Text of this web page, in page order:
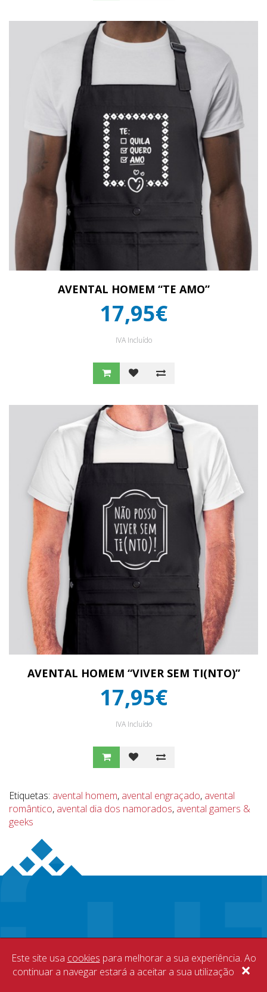
AVENTAL HOMEM “TE AMO”
17,95€
IVA Incluído
AVENTAL HOMEM “VIVER SEM TI(NTO)”
17,95€
IVA Incluído
Etiquetas: avental homem, avental engraçado, avental
romântico, avental dia dos namorados, avental gamers &
geeks
Este site usa cookies para melhorar a sua experiência. Ao
continuar a navegar estará a aceitar a sua utilização ×